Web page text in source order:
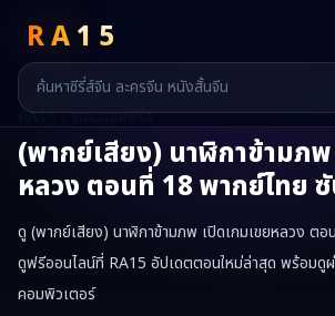
RA15
RA15 / ตอนของซีรี่ส์
(พากย์เสียง) นาฬิกาข้ามภพ
หลวง ตอนที่ 18พากย์ไทย
ดู (พากย์เสียง) นาฬิกาข้ามภพ เปิดเกมเขยหลวง ต
ดูฟรีออนไลน์ที่ RA15 อัปเดตตอนใหม่ล่าสุด พร้อมดู
คอมพิวเตอร์